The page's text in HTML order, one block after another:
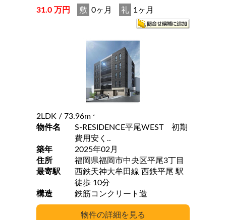
31.0 万円 敷 0ヶ月 礼 1ヶ月
2LDK / 73.96m 2
物件名
S-RESIDENCE平尾WEST 初期
費用安く..
築年
2025年02月
住所
福岡県福岡市中央区平尾3丁目
最寄駅
西鉄天神大牟田線 西鉄平尾 駅
徒歩 10分
構造
鉄筋コンクリート造